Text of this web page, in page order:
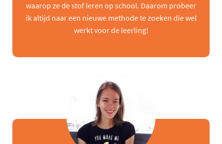
waarop ze de stof leren op school. Daarom probeer
ik altijd naar een nieuwe methode te zoeken die wel
werkt voor de leerling!